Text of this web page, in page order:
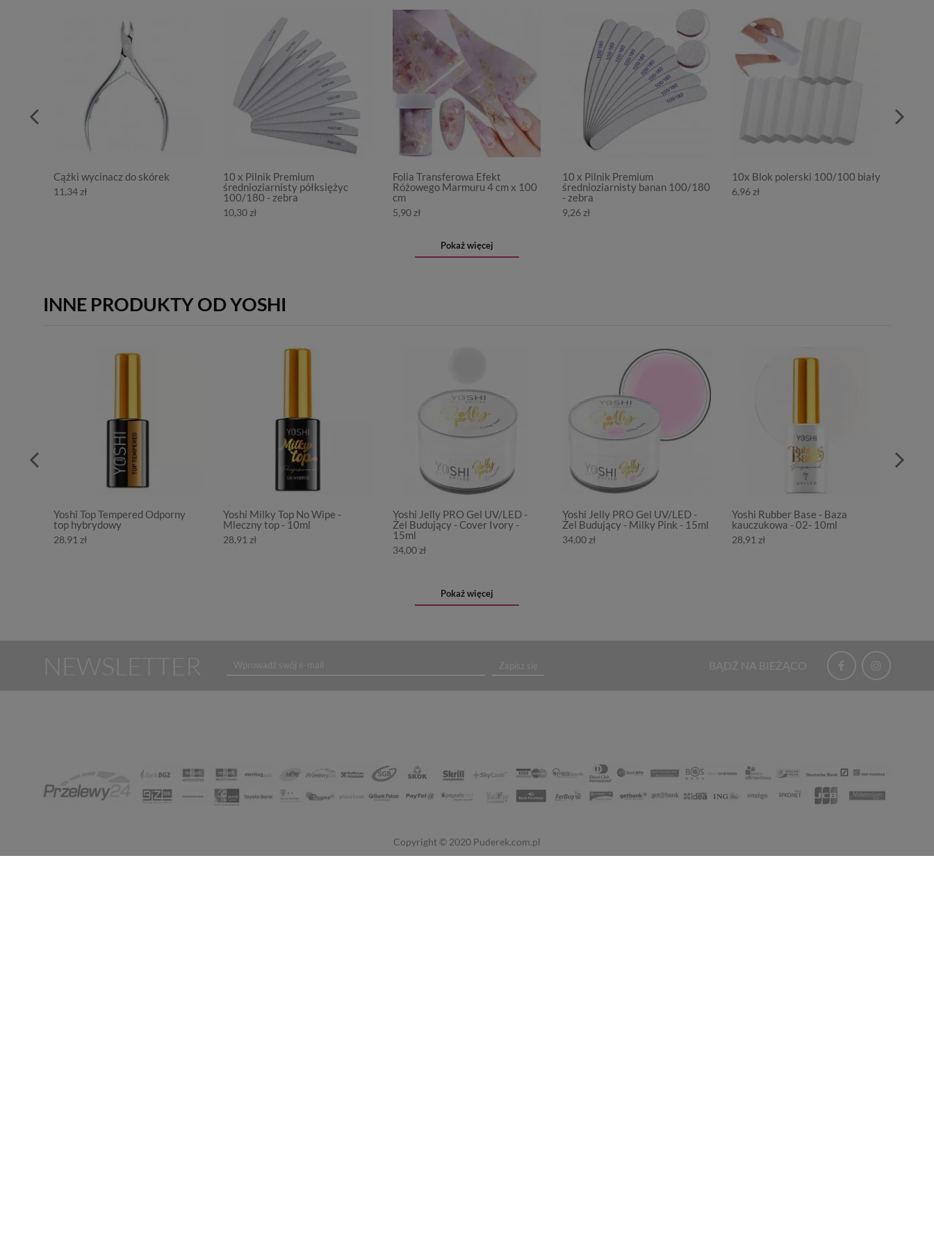
Cążki wycinacz do skórek
11,34 zł
10 x Pilnik Premium
średnioziarnisty półksiężyc
100/180 - zebra
10,30 zł
Folia Transferowa Efekt
Różowego Marmuru 4 cm x 100
cm
5,90 zł
10 x Pilnik Premium
średnioziarnisty banan 100/180
- zebra
9,26 zł
10x Blok polerski 100/100 biały
6,96 zł
Pokaż więcej
INNE PRODUKTY OD YOSHI
Yoshi Top Tempered Odporny
top hybrydowy
28,91 zł
Yoshi Milky Top No Wipe -
Mleczny top - 10ml
28,91 zł
Yoshi Jelly PRO Gel UV/LED -
Żel Budujący - Cover Ivory -
15ml
34,00 zł
Yoshi Jelly PRO Gel UV/LED -
Żel Budujący - Milky Pink - 15ml
34,00 zł
Yoshi Rubber Base - Baza
kauczukowa - 02- 10ml
28,91 zł
Pokaż więcej
NEWSLETTER Zapisz się BĄDŹ NA BIEŻĄCO
Copyright © 2020 Puderek.com.pl